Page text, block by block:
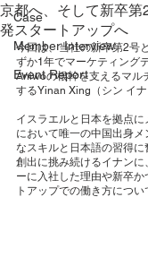
Case
Member Interview
Event Report
京都へ、そして新卒
発スタートアップへ
今回は、当社の新卒第2号
ずか1年でマーケティング
Aniwoの根幹を支えるマル
するYinan Xing（シン イナ
イスラエルと日本を拠点
において唯一の中国出身
なスキルと日本語の習得
創出に挑み続けるイナン
ーに入社した理由や新卒
トアップでの働き方につい